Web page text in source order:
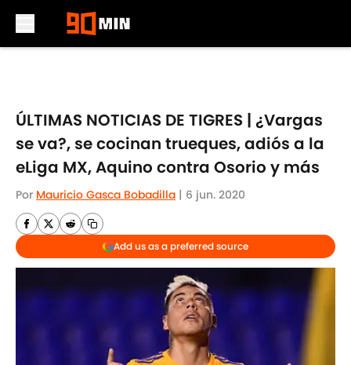
ÚLTIMAS NOTICIAS DE TIGRES | ¿Vargas
se va?, se cocinan trueques, adiós a la
eLiga MX, Aquino contra Osorio y más
Por Mauricio Gasca Bobadilla | 6 jun. 2020
Add us as a preferred source